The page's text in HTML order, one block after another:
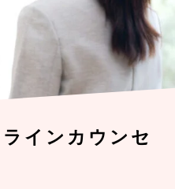
インカウンセ